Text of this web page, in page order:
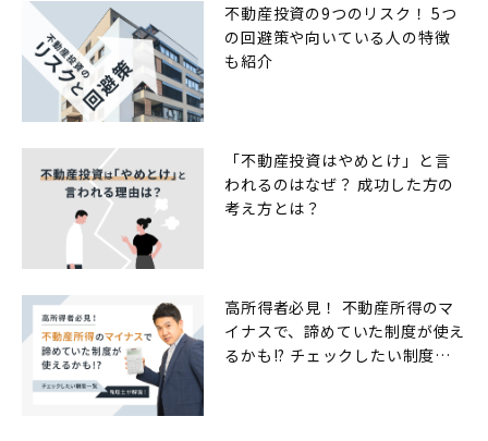
不動産投資の9つのリスク！ 5つ
の回避策や向いている人の特徴
も紹介
「不動産投資はやめとけ」と言
われるのはなぜ？ 成功した方の
考え方とは？
高所得者必見！ 不動産所得のマ
イナスで、諦めていた制度が使え
るかも!? チェックしたい制度一